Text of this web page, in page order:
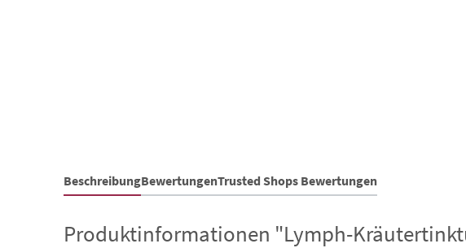
BeschreibungBewertungenTrusted Shops Bewertungen
Produktinformationen "Lymph-